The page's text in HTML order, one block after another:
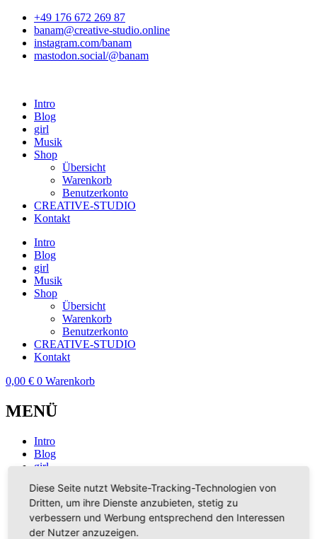
Zum
Inhalt
springen
+49 176 672 269 87
banam@creative-studio.online
instagram.com/banam
mastodon.social/@banam
Intro
Blog
girl
Musik
Shop
Übersicht
Warenkorb
Benutzerkonto
CREATIVE-STUDIO
Kontakt
Intro
Blog
girl
Musik
Shop
Übersicht
Warenkorb
Benutzerkonto
CREATIVE-STUDIO
Kontakt
0,00 € 0 Warenkorb
MENÜ
Intro
Blog
girl
Shop
Übersicht
Warenkorb
Benutzerkonto
Diese Seite nutzt Website-Tracking-Technologien von
Dritten, um ihre Dienste anzubieten, stetig zu
verbessern und Werbung entsprechend den Interessen
der Nutzer anzuzeigen.